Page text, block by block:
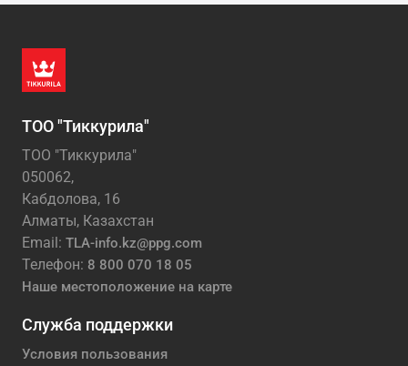
ТОО "Тиккурила"
ТОО "Тиккурила"
050062,
Кабдолова, 16
Алматы, Казахстан
Email: TLA-info.kz@ppg.com
Телефон: 8 800 070 18 05
Наше местоположение на карте
Служба поддержки
Условия пользования